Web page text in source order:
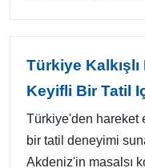
Türkiye
Keyifli Bir Tatil
Türkiye'den hareket
bir tatil deneyimi
Akdeniz'in masalsı